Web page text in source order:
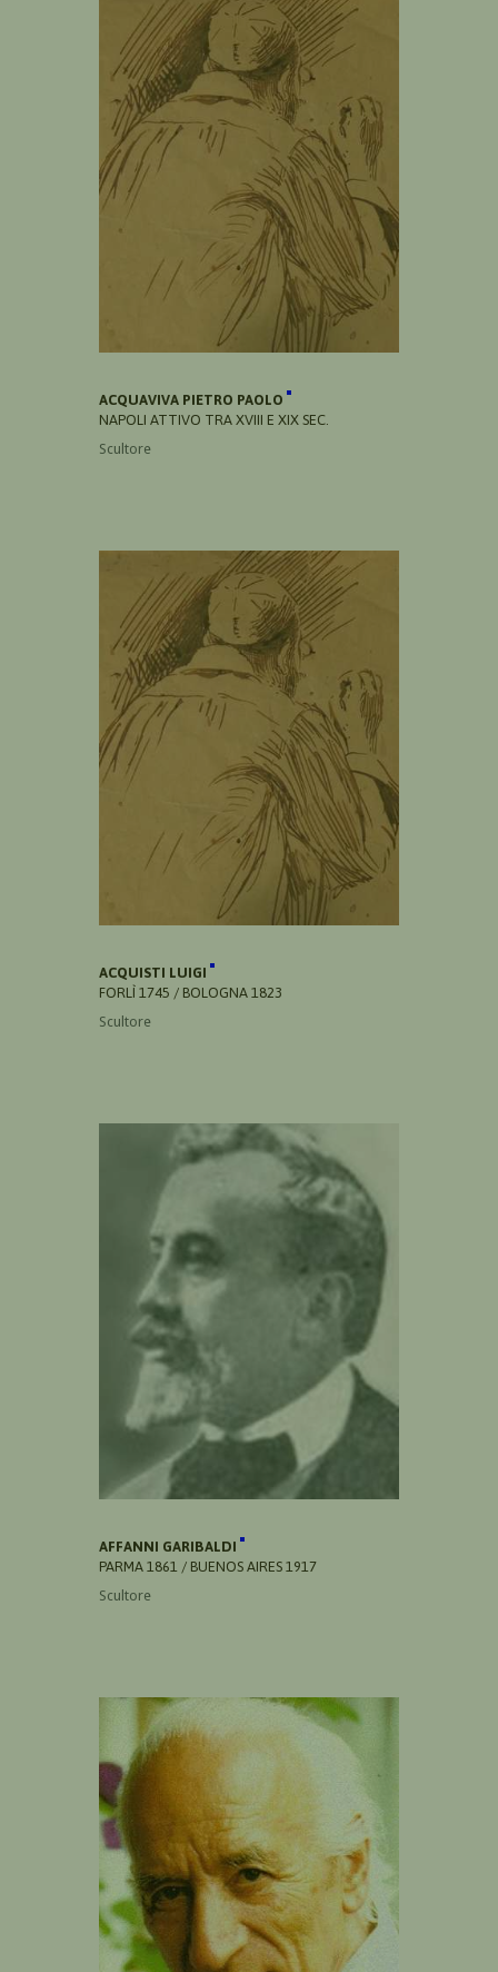
ACQUAVIVA PIETRO PAOLO
NAPOLI ATTIVO TRA XVIII E XIX SEC.
Scultore
ACQUISTI LUIGI
FORLÌ 1745 / BOLOGNA 1823
Scultore
AFFANNI GARIBALDI
PARMA 1861 / BUENOS AIRES 1917
Scultore